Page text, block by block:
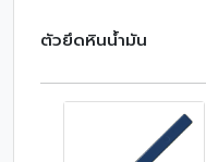
ตัวยึดหินน้ำมัน